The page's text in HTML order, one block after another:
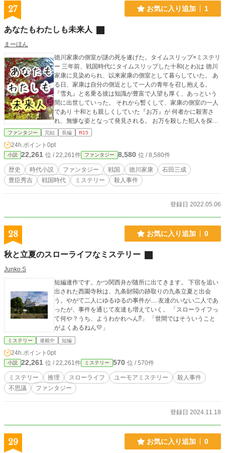
27 お気に入り追加 1
あなたもわたしも未来人
まーほん
徳川家康の側室が謎の死を遂げた。タイムスリップ×ミステリ
ー 三年前、戦国時代にタイムスリップした十和(とわ)は 徳川
家康に見染められ、以来家康の側室として暮らしていた。 あ
る日、家康は自分の側近として一人の青年を召し抱える。
『雪丸』と名乗る彼は知識が豊富で人望も厚く、あっという
間に出世していった。 それから暫くして、家康の側室の一人
であり 十和とも親しくしていた『お万』が 何者かに殺害さ
れ、無惨な姿となって発見される。 お万を殺した犯人を探す
為、雪丸に協力を仰ぎ調査を始めた十和だったが、この事件
そして雪丸と行動を共にする中で、 彼の言動に違和感を持つ
ようになり……？ 戦国の世で出会った男女が 見つけ出した答
えとは——
ファンタジー 完結 長編 R15
24h.ポイント 0pt
小説 22,261 位 / 22,261件 ファンタジー 8,580 位 / 8,580件
歴史 時代小説 ファンタジー 戦国 徳川家康
石田三成
豊臣秀吉
戦国時代 ミステリー 殺人事件
登録日 2022.05.06
28 お気に入り追加 0
秋と立夏のスローライフなミステリー
Junko.S
短編連作です。かつ関西弁が随所に出てきます。 下宿を追い
出された西園寺秋は、九条財閥の跡取りの九条立夏と出会
う。やがて二人にゆるゆるの事件が.... 友達のいない二人であ
ったが、事件を通じて友達も増えていく。 「スローライフっ
て何や？うち、ようわかれへん⁉」 「世間ではそういうこと
がよくあるねん💛」
ミステリー 連載中 短編
24h.ポイント 0pt
小説 22,261 位 / 22,261件 ミステリー 570 位 / 570件
ミステリー 推理 スローライフ ユーモアミステリー
殺人事件
不思議
ファンタジー
登録日 2024.11.18
29 お気に入り追加 0